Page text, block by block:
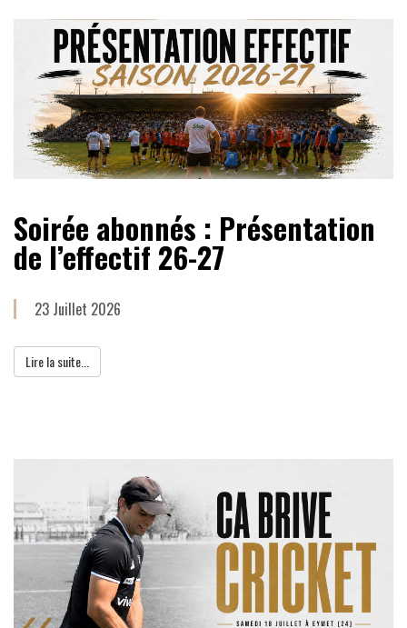
Soirée abonnés : Présentation
de l’effectif 26-27
23 Juillet 2026
Lire la suite...